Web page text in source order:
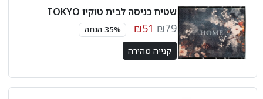
שטיח כניסה לבית טוקיו TOKYO
₪79
₪51 35% הנחה
קנייה מהירה